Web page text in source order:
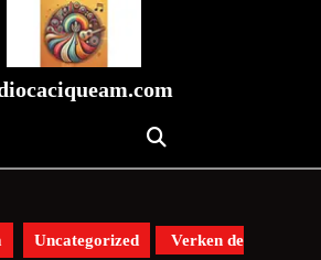
Uncategorized Verken de